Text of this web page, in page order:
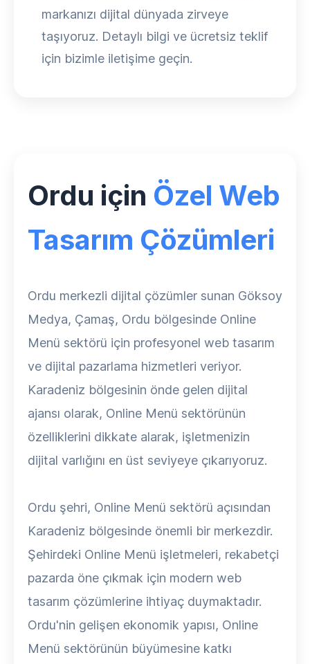
markanızı dijital dünyada zirveye
taşıyoruz. Detaylı bilgi ve ücretsiz teklif
için bizimle iletişime geçin.
Ordu için Özel Web
Tasarım Çözümleri
Ordu merkezli dijital çözümler sunan Göksoy
Medya, Çamaş, Ordu bölgesinde Online
Menü sektörü için profesyonel web tasarım
ve dijital pazarlama hizmetleri veriyor.
Karadeniz bölgesinin önde gelen dijital
ajansı olarak, Online Menü sektörünün
özelliklerini dikkate alarak, işletmenizin
dijital varlığını en üst seviyeye çıkarıyoruz.
Ordu şehri, Online Menü sektörü açısından
Karadeniz bölgesinde önemli bir merkezdir.
Şehirdeki Online Menü işletmeleri, rekabetçi
pazarda öne çıkmak için modern web
tasarım çözümlerine ihtiyaç duymaktadır.
Ordu'nin gelişen ekonomik yapısı, Online
Menü sektörünün büyümesine katkı